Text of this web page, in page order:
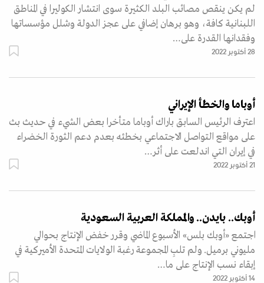
لم يكن ينقص مصائب البلد الكثيرة سوى انتشار الكوليرا في المناطق
اللبنانية كافة، وهو برهان إضافي على عجز الدولة وشلل مؤسساتها
وفقدانها القدرة على…
28 أكتوبر 2022
أوباما والخطأ الإيراني
اعترف الرئيس السابق باراك أوباما متأخرا بعض الشيء في حديث بث
على مواقع التواصل الاجتماعي بخطئه بعدم دعم الثورة الخضراء
في إيران التي اندلعت على أثر…
21 أكتوبر 2022
أوبك.. بايدن.. والمملكة العربية السعودية
اجتمع «أوبك بلس» الأسبوع الماضي وقرر خفض الإنتاج بحوالي
مليوني برميل. ولم تلبِ المجموعة رغبة الولايات المتحدة الأميركية في
إبقاء نسب الإنتاج على ما…
14 أكتوبر 2022